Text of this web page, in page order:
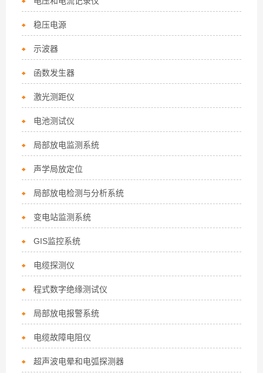
稳压电源
示波器
函数发生器
激光测距仪
电池测试仪
局部放电监测系统
声学局放定位
局部放电检测与分析系统
变电站监测系统
GIS监控系统
电缆探测仪
程式数字绝缘测试仪
局部放电报警系统
电缆故障电阻仪
超声波电晕和电弧探测器